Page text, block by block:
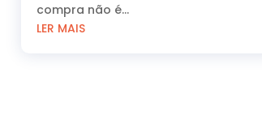
compra não é...
LER MAIS